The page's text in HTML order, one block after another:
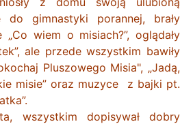
do gimnastyki porannej, brały
wiem o misiach?”, oglądały
ale przede wszystkim bawiły
Pluszowego Misia", „Jadą,
misie” oraz muzyce z bajki pt.
wszystkim dopisywał dobry